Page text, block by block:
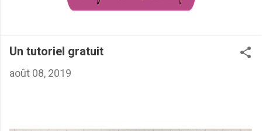
Un tutoriel gratuit
août 08, 2019